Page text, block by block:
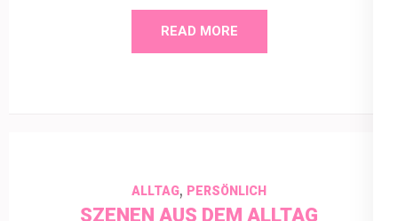
READ MORE
ALLTAG, PERSÖNLICH
SZENEN AUS DEM ALLTAG